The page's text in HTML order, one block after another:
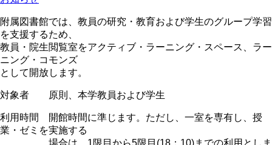
＞
ク
ラ
リ
ベ
イ
ウ
ブ
セ
附属図書館では、教員の研究・教育および学生のグループ学習
を支援するため、
教員・院生閲覧室をアクティブ・ラーニング・スペース、ラー
ニング・コモンズ
として開放します。
対象者 原則、本学教員および学生
利用時間 開館時間に準じます。ただし、一室を専有し、授
業・ゼミを実施する
場合は、1限目から5限目(18：10)までの利用としま